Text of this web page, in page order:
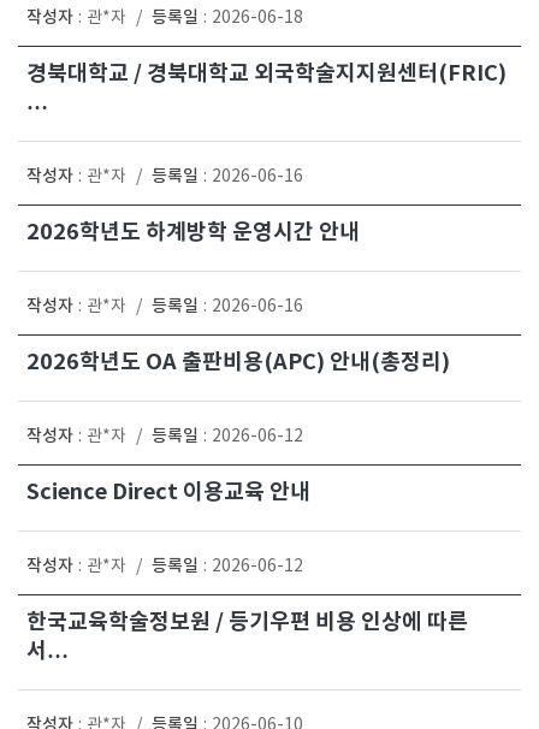
작성자 : 관*자 / 등록일 : 2026-06-18
경북대학교 / 경북대학교 외국학술지지원센터(FRIC)
…
작성자 : 관*자 / 등록일 : 2026-06-16
2026학년도 하계방학 운영시간 안내
작성자 : 관*자 / 등록일 : 2026-06-16
2026학년도 OA 출판비용(APC) 안내(총정리)
작성자 : 관*자 / 등록일 : 2026-06-12
Science Direct 이용교육 안내
작성자 : 관*자 / 등록일 : 2026-06-12
한국교육학술정보원 / 등기우편 비용 인상에 따른
서…
작성자 등록일